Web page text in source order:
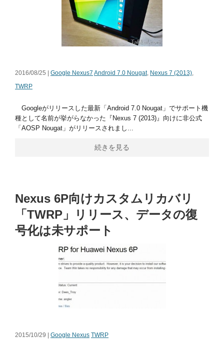
2016/08/25 | Google Nexus7 Android 7.0 Nougat, Nexus 7 (2013),
TWRP
Googleがリリースした最新「Android 7.0 Nougat」でサポート機
種として名前が挙がらなかった『Nexus 7 (2013)』向けに非公式
「AOSP Nougat」がリリースされまし...
続きを見る
Nexus 6P向けカスタムリカバリ
「TWRP」リリース、データの復
号化は未サポート
2015/10/29 | Google Nexus TWRP